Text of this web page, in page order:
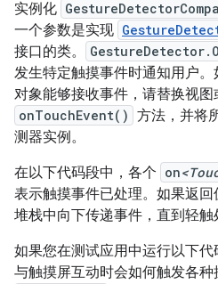
实例化
一个参数是实现
接口的类。
发生特定触摸事件时通知用户。
对象能够接收事件，请替换视
onTouchEvent() 方法，并将
测器实例。
在以下代码段中，各个 on
表示触摸事件已处理。如果返回
堆栈中向下传递事件，直到轻触
如果您在测试应用中运行以下
与触摸屏互动时会如何触发各